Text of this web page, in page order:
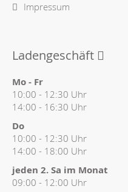
Impressum
Ladengeschäft
Mo - Fr
10:00 - 12:30 Uhr
14:00 - 16:30 Uhr
Do
10:00 - 12:30 Uhr
14:00 - 18:00 Uhr
jeden 2. Sa im Monat
09:00 - 12:00 Uhr